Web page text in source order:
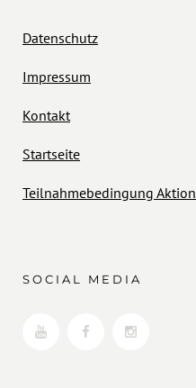
Datenschutz
Impressum
Kontakt
Startseite
Teilnahmebedingung Aktion
SOCIAL MEDIA